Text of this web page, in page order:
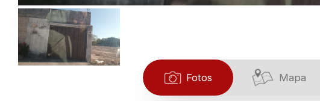
Fotos Mapa